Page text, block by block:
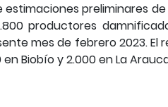
preliminares
productores
mes de febrero 2023.
en Biobío y 2.000 en La